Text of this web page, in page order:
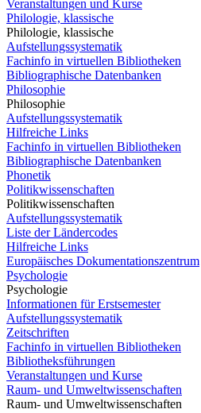
Veranstaltungen und Kurse
Philologie, klassische
Philologie, klassische
Aufstellungssystematik
Fachinfo in virtuellen Bibliotheken
Bibliographische Datenbanken
Philosophie
Philosophie
Aufstellungssystematik
Hilfreiche Links
Fachinfo in virtuellen Bibliotheken
Bibliographische Datenbanken
Phonetik
Politikwissenschaften
Politikwissenschaften
Aufstellungssystematik
Liste der Ländercodes
Hilfreiche Links
Europäisches Dokumentationszentrum
Psychologie
Psychologie
Informationen für Erstsemester
Aufstellungssystematik
Zeitschriften
Fachinfo in virtuellen Bibliotheken
Bibliotheksführungen
Veranstaltungen und Kurse
Raum- und Umweltwissenschaften
Raum- und Umweltwissenschaften